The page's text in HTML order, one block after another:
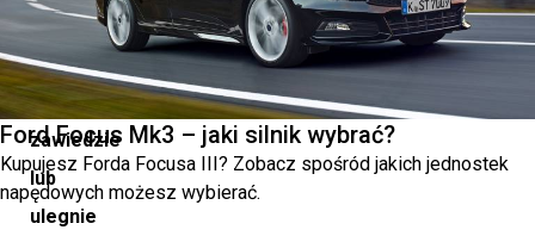
jedna
z
nich
zawiedzie
lub
ulegnie
Ford Focus Mk3 – jaki silnik wybrać?
Kupujesz Forda Focusa III? Zobacz spośród jakich jednostek
napędowych możesz wybierać.